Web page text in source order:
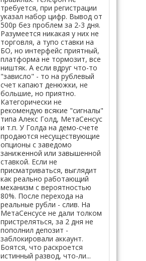
требуется, при регистрации
указал набор цифр. Вывод от
500р без проблем за 2-3 дня.
Разумеется никакая у них не
торговля, а тупо ставки на
БО, но интерфейс приятный,
платформа не тормозит, все
ништяк. А если вдруг что-то
"зависло" - то на рублевый
счет капают денюжки, не
большие, но приятно.
Категорически не
рекомендую всякие "сигналы"
типа Алекс Голд, МетаСенсус
и т.п. У Голда на демо-счете
продаются несуществующие
опционы с заведомо
заниженной или завышенной
ставкой. Если не
присматриваться, выглядит
как реально работающий
механизм с вероятностью
80%. После перехода на
реальные рубли - слив. На
МетаСенсусе не дали толком
пристреляться, за 2 дня не
пополнил депозит -
заблокировали аккаунт.
Боятся, что раскроется
истинный развод, что-ли...